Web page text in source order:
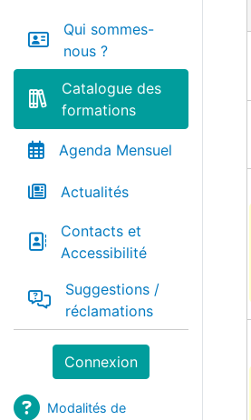
Qui sommes-
nous ?
Catalogue des
formations
Agenda Mensuel
Actualités
Contacts et
Accessibilité
Suggestions /
réclamations
Connexion
Modalités de